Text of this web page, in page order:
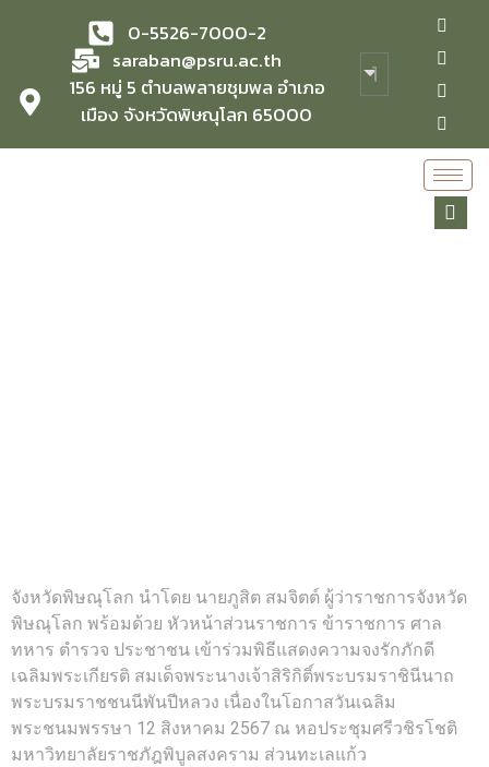
0-5526-7000-2
saraban@psru.ac.th
156 หมู่ 5 ตำบลพลายชุมพล อำเภอ
เมือง จังหวัดพิษณุโลก 65000
จังหวัดพิษณุโลก นำโดย นายภูสิต สมจิตต์ ผู้ว่าราชการจังหวัด
พิษณุโลก พร้อมด้วย หัวหน้าส่วนราชการ ข้าราชการ ศาล
ทหาร ตำรวจ ประชาชน เข้าร่วมพิธีแสดงความจงรักภักดี
เฉลิมพระเกียรติ สมเด็จพระนางเจ้าสิริกิติ์พระบรมราชินีนาถ
พระบรมราชชนนีพันปีหลวง เนื่องในโอกาสวันเฉลิม
พระชนมพรรษา 12 สิงหาคม 2567 ณ หอประชุมศรีวชิรโชติ
มหาวิทยาลัยราชภัฎพิบูลสงคราม ส่วนทะเลแก้ว